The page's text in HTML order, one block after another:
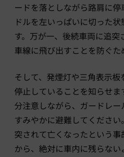
ードを落としながら路肩に
ドルを左いっぱいに切った
す。万が一、後続車両に追
車線に飛び出すことを防ぐた
そして、発煙灯や三角表示
停止していることを知らせ
分注意しながら、ガードレ
すみやかに避難してくださ
突されて亡くなったという
から、絶対に車内に残らない